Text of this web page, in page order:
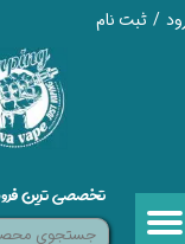
/ ثبت نام
حساب کاربری من
خروج از حساب
تخصصی ترین